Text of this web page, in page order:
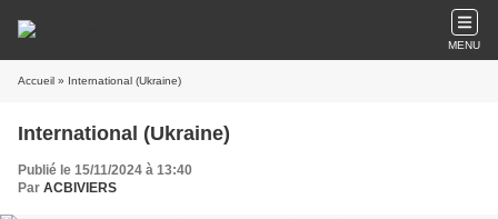
MENU
Accueil » International (Ukraine)
International (Ukraine)
Publié le 15/11/2024 à 13:40
Par ACBIVIERS